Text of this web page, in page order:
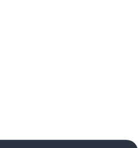
Zurück nach oben